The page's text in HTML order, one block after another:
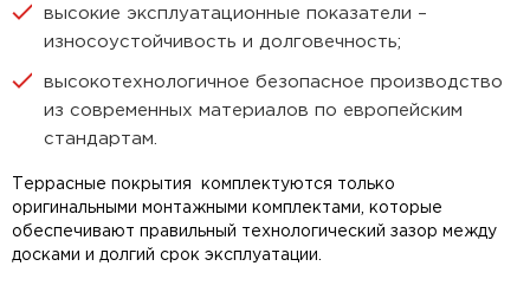
высокие эксплуатационные показатели –
износоустойчивость и долговечность;
высокотехнологичное безопасное производство
из современных материалов по европейским
стандартам.
Террасные покрытия комплектуются только
оригинальными монтажными комплектами, которые
обеспечивают правильный технологический зазор между
досками и долгий срок эксплуатации.